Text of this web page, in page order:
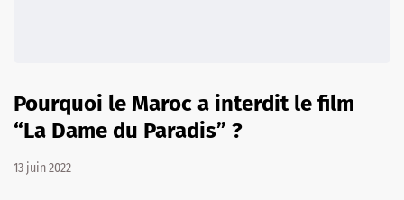
Pourquoi le Maroc a interdit le film
“La Dame du Paradis” ?
13 juin 2022